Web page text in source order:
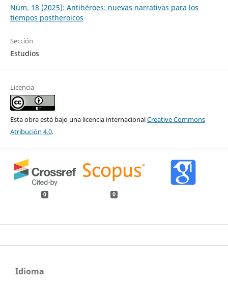
Núm. 18 (2025): Antihéroes: nuevas narrativas para los
tiempos postheroicos
Sección
Estudios
Licencia
Esta obra está bajo una licencia internacionalCreative Commons
Atribución 4.0.
0 0
Idioma